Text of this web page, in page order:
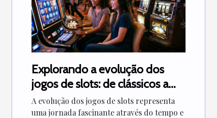
Explorando a evolução dos
jogos de slots: de clássicos a
modernos
A evolução dos jogos de slots representa
uma jornada fascinante através do tempo e